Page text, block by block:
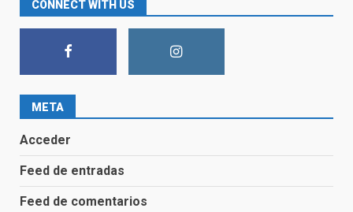
Moderno y Acogedor con
Nuestras Soluciones de Diseño
Innovador
1
CONNECT WITH US
META
Acceder
Feed de entradas
Feed de comentarios